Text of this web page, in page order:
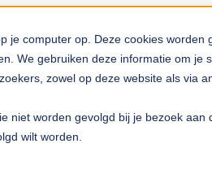
je computer op. Deze cookies
We gebruiken deze informatie om
zowel op deze website als via
niet worden gevolgd bij je bezoek
wilt worden.